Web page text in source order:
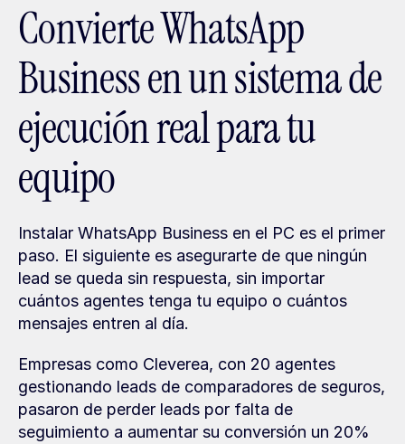
Convierte WhatsApp
Business en un sistema de
ejecución real para tu
equipo
Instalar WhatsApp Business en el PC es el primer
paso. El siguiente es asegurarte de que ningún
lead se queda sin respuesta, sin importar
cuántos agentes tenga tu equipo o cuántos
mensajes entren al día.
Empresas como Cleverea, con 20 agentes
gestionando leads de comparadores de seguros,
pasaron de perder leads por falta de
seguimiento a aumentar su conversión un 20%